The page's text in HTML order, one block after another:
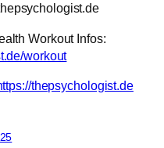
Workout Infos:
workout
thepsychologist.de